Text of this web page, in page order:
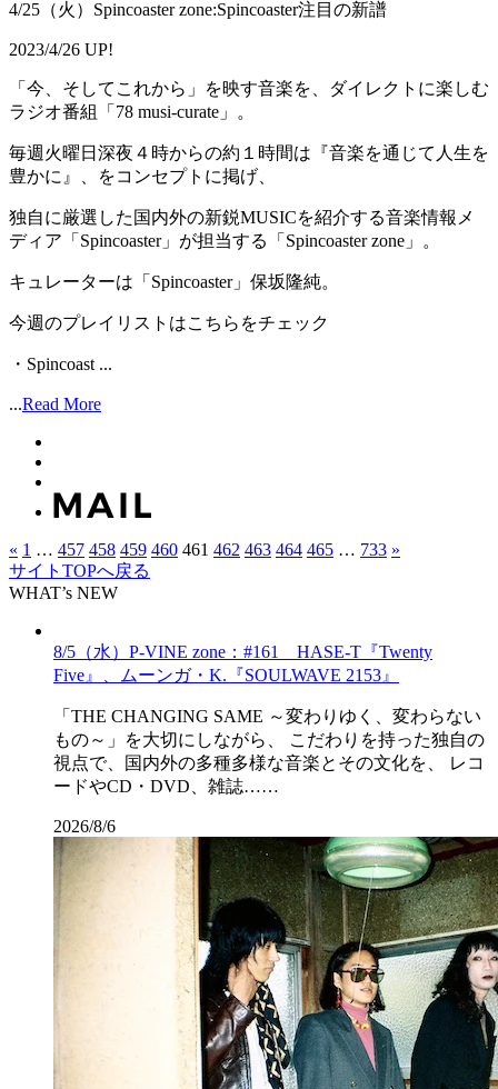
4/25（火）Spincoaster zone:Spincoaster注目の新譜
2023/4/26 UP!
「今、そしてこれから」を映す音楽を、ダイレクトに楽しむ
ラジオ番組「78 musi-curate」。
毎週火曜日深夜４時からの約１時間は『音楽を通じて人生を
豊かに』、をコンセプトに掲げ、
独自に厳選した国内外の新鋭MUSICを紹介する音楽情報メ
ディア「Spincoaster」が担当する「Spincoaster zone」。
キュレーターは「Spincoaster」保坂隆純。
今週のプレイリストはこちらをチェック
・Spincoast ...
...Read More
« 1 … 457 458 459 460 461 462 463 464 465 … 733 »
サイトTOPへ戻る
WHAT’s NEW
8/5（水）P-VINE zone：#161 HASE-T『Twenty
Five』、ムーンガ・K.『SOULWAVE 2153』
「THE CHANGING SAME ～変わりゆく、変わらない
もの～」を大切にしながら、 こだわりを持った独自の
視点で、国内外の多種多様な音楽とその文化を、 レコ
ードやCD・DVD、雑誌……
2026/8/6